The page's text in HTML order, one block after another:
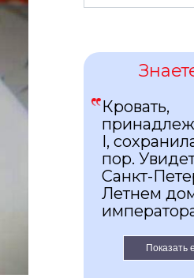
Кровать,
I,
пор.
Санкт-
Летнем
Показать